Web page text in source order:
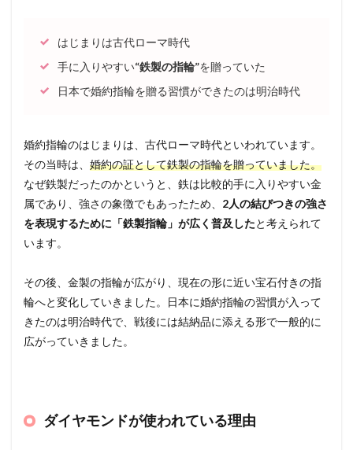
はじまりは古代ローマ時代
手に入りやすい“鉄製の指輪”を贈っていた
日本で婚約指輪を贈る習慣ができたのは明治時代
婚約指輪のはじまりは、古代ローマ時代といわれています。
その当時は、 婚約の証として鉄製の指輪を贈っていました。
なぜ鉄製だったのかというと、鉄は比較的手に入りやすい金
属であり、強さの象徴でもあったため、 2人の結びつきの強さ
を表現するために「鉄製指輪」が広く普及したと考えられて
います。
その後、金製の指輪が広がり、現在の形に近い宝石付きの指
輪へと変化していきました。日本に婚約指輪の習慣が入って
きたのは明治時代で、戦後には結納品に添える形で一般的に
広がっていきました。
ダイヤモンドが使われている理由